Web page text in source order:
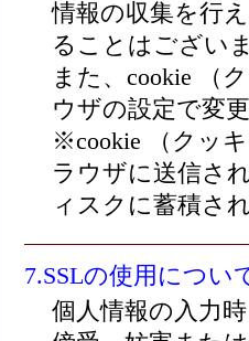
情報の収集を行
ることはござい
また、cookie （
ウザの設定で変
※cookie （クッ
ラウザに送信さ
ィスクに蓄積さ
7.SSLの使用につい
個人情報の入力